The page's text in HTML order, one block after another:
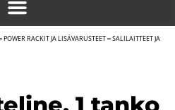
Sling Shot STrong kyynärtuet - S,
63,90€
POWER RACKIT JA LISÄVARUSTEET–SALILAITTEET JA